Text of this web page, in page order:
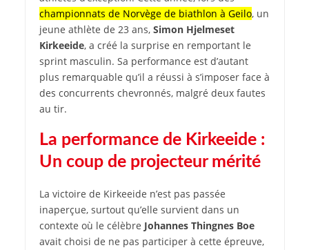
championnats de Norvège de biathlon à Geilo, un
jeune athlète de 23 ans, Simon Hjelmeset
Kirkeeide, a créé la surprise en remportant le
sprint masculin. Sa performance est d’autant
plus remarquable qu’il a réussi à s’imposer face à
des concurrents chevronnés, malgré deux fautes
au tir.
La performance de Kirkeeide :
Un coup de projecteur mérité
La victoire de Kirkeeide n’est pas passée
inaperçue, surtout qu’elle survient dans un
contexte où le célèbre Johannes Thingnes Boe
avait choisi de ne pas participer à cette épreuve,